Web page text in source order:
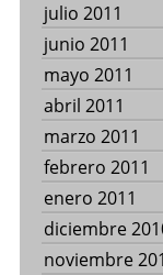
julio 2011
junio 2011
mayo 2011
abril 2011
marzo 2011
febrero 2011
enero 2011
diciembre
noviembre